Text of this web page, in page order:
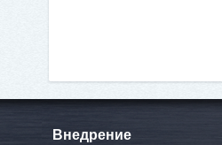
Внедрение